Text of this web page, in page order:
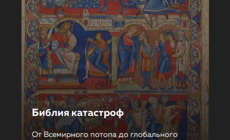
Библия катастроф
От Всемирного потопа до глобального